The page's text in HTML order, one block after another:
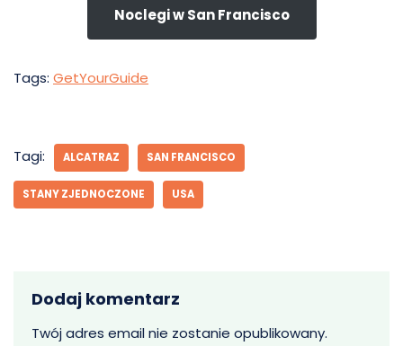
Noclegi w San Francisco
Tags: GetYourGuide
Tagi: ALCATRAZ SAN FRANCISCO
STANY ZJEDNOCZONE USA
Dodaj komentarz
Twój adres email nie zostanie opublikowany.